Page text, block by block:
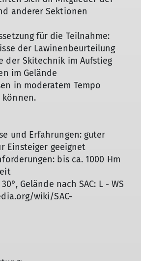
anderer Sektionen
für die Teilnahme:
der Lawinenbeurteilung
der Skitechnik im Aufstieg
im Gelände
in moderatem Tempo
können.
und Erfahrungen: guter
Einsteiger geeignet
bis ca. 1000 Hm
Gelände nach SAC: L - WS
wiki/SAC-